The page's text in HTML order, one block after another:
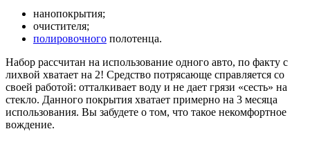
нанопокрытия;
очистителя;
полировочного полотенца.
Набор рассчитан на использование одного авто, по факту с
лихвой хватает на 2! Средство потрясающе справляется со
своей работой: отталкивает воду и не дает грязи «сесть» на
стекло. Данного покрытия хватает примерно на 3 месяца
использования. Вы забудете о том, что такое некомфортное
вождение.